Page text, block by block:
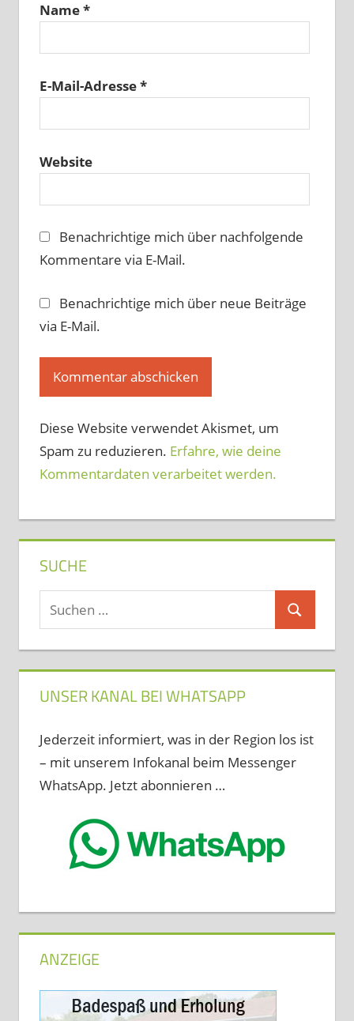
Name*
E-Mail-Adresse*
Website
Benachrichtige mich über nachfolgende
Kommentare via E-Mail.
Benachrichtige mich über neue Beiträge
via E-Mail.
Diese Website verwendet Akismet, um
Spam zu reduzieren. Erfahre, wie deine
Kommentardaten verarbeitet werden.
SUCHE
Suchen
nach:
Suchen
UNSER KANAL BEI WHATSAPP
Jederzeit informiert, was in der Region los ist
– mit unserem Infokanal beim Messenger
WhatsApp. Jetzt abonnieren …
ANZEIGE